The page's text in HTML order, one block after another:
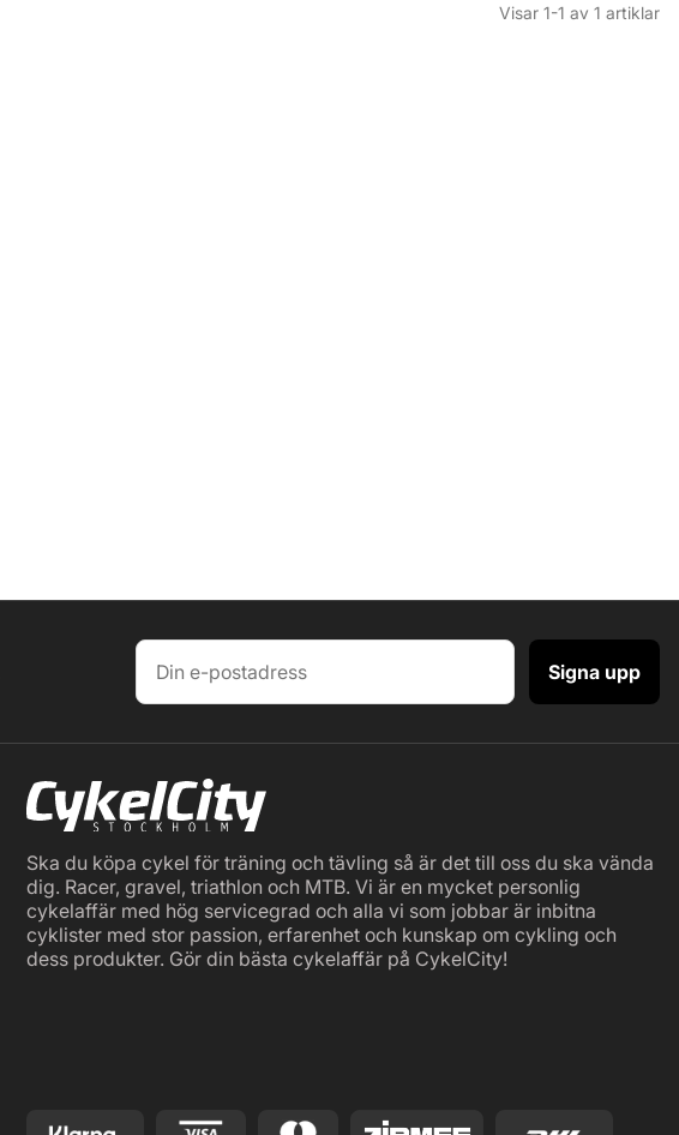
Visar 1-1 av 1 artiklar
Signa upp
Ska du köpa cykel för träning och tävling så är det till oss du ska vända
dig. Racer, gravel, triathlon och MTB. Vi är en mycket personlig
cykelaffär med hög servicegrad och alla vi som jobbar är inbitna
cyklister med stor passion, erfarenhet och kunskap om cykling och
dess produkter. Gör din bästa cykelaffär på CykelCity!